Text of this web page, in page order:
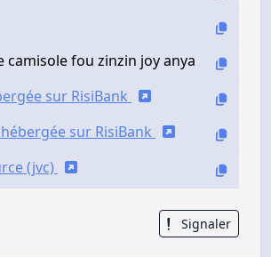
camisole fou zinzin joy anya
sur RisiBank
sur RisiBank
(jvc)
Signaler